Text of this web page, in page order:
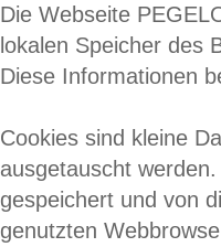
Die Webseite
lokalen Speicher des
Diese Informationen
Cookies sind kleine
ausgetauscht
gespeichert und von
genutzten